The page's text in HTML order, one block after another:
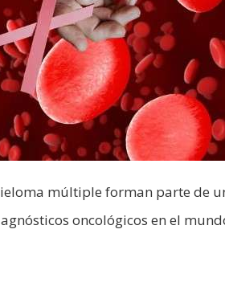
múltiple forman parte de
oncológicos en el